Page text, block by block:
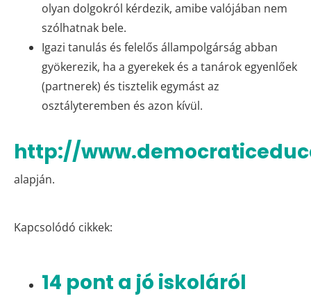
olyan dolgokról kérdezik, amibe valójában nem
szólhatnak bele.
Igazi tanulás és felelős állampolgárság abban
gyökerezik, ha a gyerekek és a tanárok egyenlőek
(partnerek) és tisztelik egymást az
osztályteremben és azon kívül.
http://
alapján.
Kapcsolódó cikkek:
14 pont a jó iskoláról